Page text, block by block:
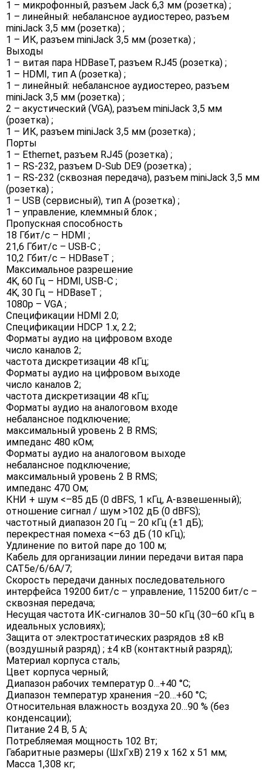
1 – микрофонный, разъем Jack 6,3 мм (розетка) ;
1 – линейный: небалансное аудиостерео, разъем
miniJack 3,5 мм (розетка) ;
1 – ИК, разъем miniJack 3,5 мм (розетка) ;
Выходы
1 – витая пара HDBaseT, разъем RJ45 (розетка) ;
1 – HDMI, тип A (розетка) ;
1 – линейный: небалансное аудиостерео, разъем
miniJack 3,5 мм (розетка) ;
2 – акустический (VGA), разъем miniJack 3,5 мм
(розетка) ;
1 – ИК, разъем miniJack 3,5 мм (розетка) ;
Порты
1 – Ethernet, разъем RJ45 (розетка) ;
1 – RS-232, разъем D-Sub DE9 (розетка) ;
1 – RS-232 (сквозная передача), разъем miniJack 3,5 мм
(розетка) ;
1 – USB (сервисный), тип A (розетка) ;
1 – управление, клеммный блок ;
Пропускная способность
18 Гбит/с – HDMI ;
21,6 Гбит/с – USB-C ;
10,2 Гбит/с – HDBaseT ;
Максимальное разрешение
4K, 60 Гц – HDMI, USB-C ;
4K, 30 Гц – HDBaseT ;
1080p – VGA ;
Спецификации HDMI 2.0;
Спецификации HDCP 1.x, 2.2;
Форматы аудио на цифровом входе
число каналов 2;
частота дискретизации 48 кГц;
Форматы аудио на цифровом выходе
число каналов 2;
частота дискретизации 48 кГц;
Форматы аудио на аналоговом входе
небалансное подключение;
максимальный уровень 2 В RMS;
импеданс 480 кОм;
Форматы аудио на аналоговом выходе
небалансное подключение;
максимальный уровень 2 В RMS;
импеданс 470 Ом;
КНИ + шум <–85 дБ (0 dBFS, 1 кГц, А-взвешенный);
отношение сигнал / шум >102 дБ (0 dBFS);
частотный диапазон 20 Гц – 20 кГц (±1 дБ);
перекрестная помеха <–63 дБ (10 кГц);
Удлинение по витой паре до 100 м;
Кабель для организации линии передачи витая пара
CAT5e/6/6A/7;
Скорость передачи данных последовательного
интерфейса 19200 бит/с – управление, 115200 бит/с –
сквозная передача;
Несущая частота ИК-сигналов 30–50 кГц (30–60 кГц в
идеальных условиях);
Защита от электростатических разрядов ±8 кВ
(воздушный разряд) ; ±4 кВ (контактный разряд);
Материал корпуса сталь;
Цвет корпуса черный;
Диапазон рабочих температур 0…+40 °C;
Диапазон температур хранения −20…+60 °C;
Относительная влажность воздуха 20…90 % (без
конденсации);
Питание 24 В, 5 А;
Потребляемая мощность 102 Вт;
Габаритные размеры (ШxГxВ) 219 x 162 x 51 мм;
Масса 1,308 кг;